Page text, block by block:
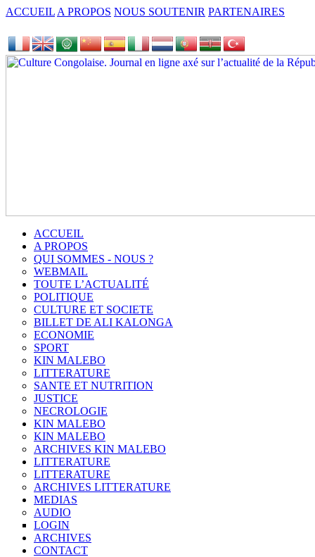
ACCUEIL A PROPOS NOUS SOUTENIR PARTENAIRES
ACCUEIL
A PROPOS
QUI SOMMES - NOUS ?
WEBMAIL
TOUTE L’ACTUALITÉ
POLITIQUE
CULTURE ET SOCIETE
BILLET DE ALI KALONGA
ECONOMIE
SPORT
KIN MALEBO
LITTERATURE
SANTE ET NUTRITION
JUSTICE
NECROLOGIE
KIN MALEBO
KIN MALEBO
ARCHIVES KIN MALEBO
LITTERATURE
LITTERATURE
ARCHIVES LITTERATURE
MEDIAS
AUDIO
LOGIN
ARCHIVES
CONTACT